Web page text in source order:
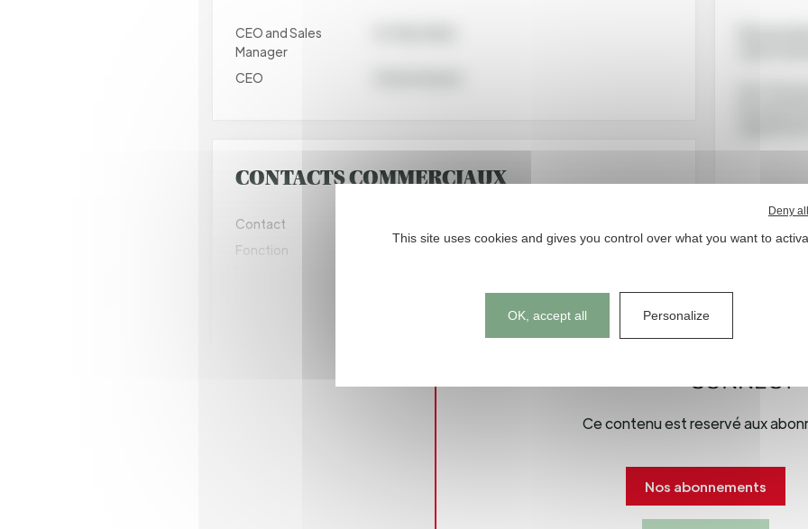
CEO and Sales
Manager
CEO
CONTACTS COMMERCIAUX
Contact
Fonction
Key Account and Business Development Manager
Ce contenu est reservé aux
Nos abonnements
This site uses cookies and gives you control over what you want to
OK, accept all
Deny
Personalize